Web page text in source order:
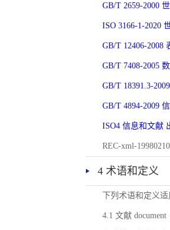
GB/T 2659-2000
ISO 3166-1-2020
GB/T 12406-2008
GB/T 7408-2005
GB/T 18391.3-
GB/T 4894-2009
ISO4 信息和文献
REC-xml-
4 术语和定义
下列术语和定义
4.1 文献 document